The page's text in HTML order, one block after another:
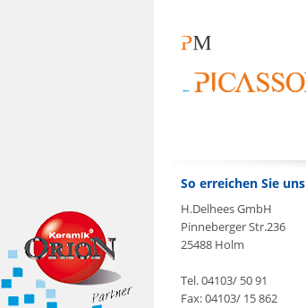
So erreichen Sie uns
H.Delhees GmbH
Pinneberger Str.236
25488 Holm
Tel. 04103/ 50 91
Fax: 04103/ 15 862